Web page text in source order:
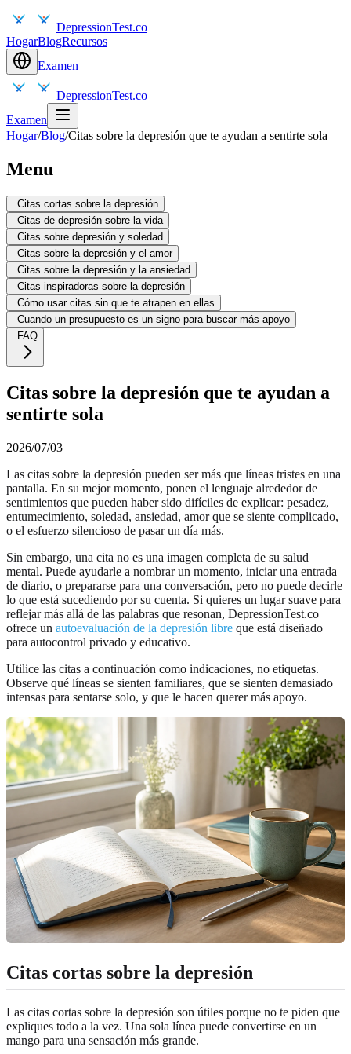
DepressionTest.co
HogarBlogRecursos
Examen
DepressionTest.co
Examen
Hogar/Blog/Citas sobre la depresión que te ayudan a sentirte sola
Menu
Citas cortas sobre la depresión
Citas de depresión sobre la vida
Citas sobre depresión y soledad
Citas sobre la depresión y el amor
Citas sobre la depresión y la ansiedad
Citas inspiradoras sobre la depresión
Cómo usar citas sin que te atrapen en ellas
Cuando un presupuesto es un signo para buscar más apoyo
FAQ
Citas sobre la depresión que te ayudan a
sentirte sola
2026/07/03
Las citas sobre la depresión pueden ser más que líneas tristes en una
pantalla. En su mejor momento, ponen el lenguaje alrededor de
sentimientos que pueden haber sido difíciles de explicar: pesadez,
entumecimiento, soledad, ansiedad, amor que se siente complicado,
o el esfuerzo silencioso de pasar un día más.
Sin embargo, una cita no es una imagen completa de su salud
mental. Puede ayudarle a nombrar un momento, iniciar una entrada
de diario, o prepararse para una conversación, pero no puede decirle
lo que está sucediendo por su cuenta. Si quieres un lugar suave para
reflejar más allá de las palabras que resonan, DepressionTest.co
ofrece un autoevaluación de la depresión libre que está diseñado
para autocontrol privado y educativo.
Utilice las citas a continuación como indicaciones, no etiquetas.
Observe qué líneas se sienten familiares, que se sienten demasiado
intensas para sentarse solo, y que le hacen querer más apoyo.
Citas cortas sobre la depresión
Las citas cortas sobre la depresión son útiles porque no te piden que
expliques todo a la vez. Una sola línea puede convertirse en un
mango para una sensación más grande.